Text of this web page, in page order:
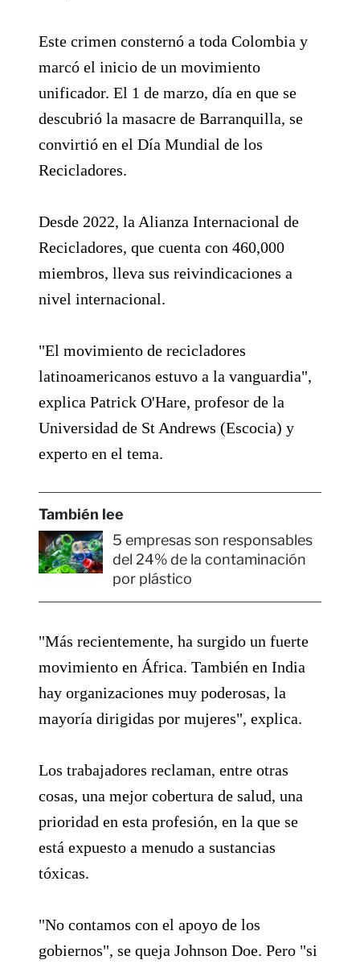
Este crimen consternó a toda Colombia y
marcó el inicio de un movimiento
unificador. El 1 de marzo, día en que se
descubrió la masacre de Barranquilla, se
convirtió en el Día Mundial de los
Recicladores.
Desde 2022, la Alianza Internacional de
Recicladores, que cuenta con 460,000
miembros, lleva sus reivindicaciones a
nivel internacional.
"El movimiento de recicladores
latinoamericanos estuvo a la vanguardia",
explica Patrick O'Hare, profesor de la
Universidad de St Andrews (Escocia) y
experto en el tema.
También lee
5 empresas son responsables
del 24% de la contaminación
por plástico
"Más recientemente, ha surgido un fuerte
movimiento en África. También en India
hay organizaciones muy poderosas, la
mayoría dirigidas por mujeres", explica.
Los trabajadores reclaman, entre otras
cosas, una mejor cobertura de salud, una
prioridad en esta profesión, en la que se
está expuesto a menudo a sustancias
tóxicas.
"No contamos con el apoyo de los
gobiernos", se queja Johnson Doe. Pero "si